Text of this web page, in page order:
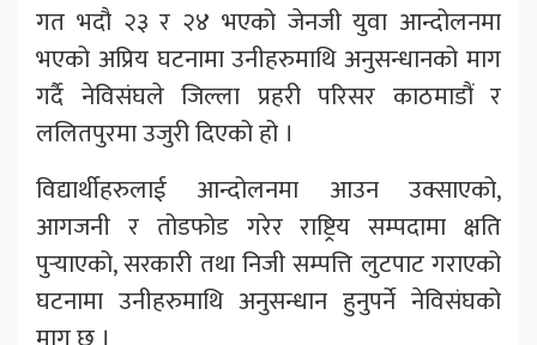
गत भदौ २३ र २४ भएको जेनजी युवा आन्दोलनमा
भएको अप्रिय घटनामा उनीहरुमाथि अनुसन्धानको माग
गर्दै नेविसंघले जिल्ला प्रहरी परिसर काठमाडौं र
ललितपुरमा उजुरी दिएको हो ।
विद्यार्थीहरुलाई आन्दोलनमा आउन उक्साएको,
आगजनी र तोडफोड गरेर राष्ट्रिय सम्पदामा क्षति
पुर्‍याएको, सरकारी तथा निजी सम्पत्ति लुटपाट गराएको
घटनामा उनीहरुमाथि अनुसन्धान हुनुपर्ने नेविसंघको